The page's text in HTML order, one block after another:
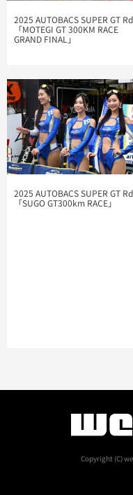
2025 AUTOBACS SUPER GT
「MOTEGI GT 300KM RACE
GRAND FINAL​」
2025 AUTOBACS SUPER GT
「SUGO GT300km RACE​」
Copyright (C)